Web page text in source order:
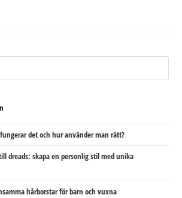
det och hur använder man rätt?
dreads: skapa en personlig stil med unika
hårborstar för barn och vuxna